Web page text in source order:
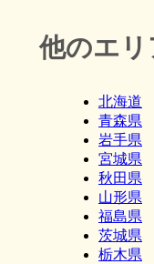
他のエ
北海道
青森県
岩手県
宮城県
秋田県
山形県
福島県
茨城県
栃木県